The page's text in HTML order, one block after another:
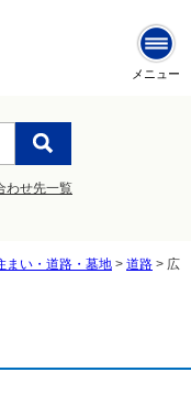
メニュー
わせ先一覧
まい・道路・墓地 > 道路 > 広